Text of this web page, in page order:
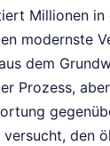
Millionen in
modernste
dem
Prozess,
den